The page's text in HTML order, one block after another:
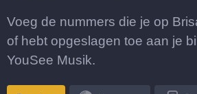
Voeg de nummers die je op
of hebt opgeslagen toe aan je
YouSee Musik.